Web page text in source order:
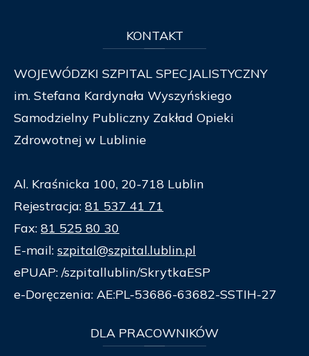
KONTAKT
WOJEWÓDZKI SZPITAL SPECJALISTYCZNY
im. Stefana Kardynała Wyszyńskiego
Samodzielny Publiczny Zakład Opieki
Zdrowotnej w Lublinie
Al. Kraśnicka 100, 20-718 Lublin
Rejestracja: 81 537 41 71
Fax: 81 525 80 30
E-mail: szpital@szpital.lublin.pl
ePUAP: /szpitallublin/SkrytkaESP
e-Doręczenia: AE:PL-53686-63682-SSTIH-27
DLA PRACOWNIKÓW